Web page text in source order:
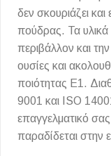
δεν σκουριάζει
πούδρας. Τα υλικά
περιβάλλον και
ουσίες και
ποιότητας Ε1.
9001 και ISO
επαγγελματικό
παραδίδεται στην